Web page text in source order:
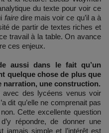
du texte pour voir ce
fairedire mais voir ce qu’il a à
de partir de textes riches et
travail à la table. On avance
ces enjeux.
aussi dans le fait qu’un
quelque chose de plus que
narration, une construction.
avec des lycéens venus voir
dit qu’elle ne comprenait pas
Cette excellente question
répondre, de donner une
jamais simple et l’intérêt est